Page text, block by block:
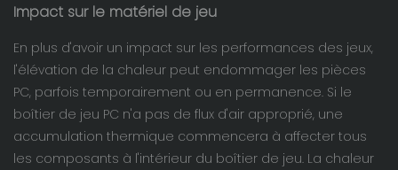
Impact sur le matériel de jeu
En plus d'avoir un impact sur les performances des jeux,
l'élévation de la chaleur peut endommager les pièces
PC, parfois temporairement ou en permanence. Si le
boîtier de jeu PC n'a pas de flux d'air approprié, une
accumulation thermique commencera à affecter tous
les composants à l'intérieur du boîtier de jeu. La chaleur